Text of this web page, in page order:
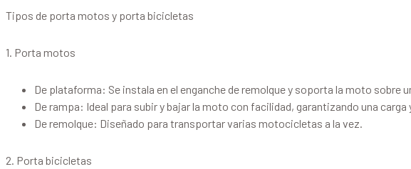
Tipos de porta motos y porta bicicletas
1. Porta motos
De plataforma: Se instala en el enganche de remolque y soporta la moto sobre
De rampa: Ideal para subir y bajar la moto con facilidad, garantizando una carga
De remolque: Diseñado para transportar varias motocicletas a la vez.
2. Porta bicicletas